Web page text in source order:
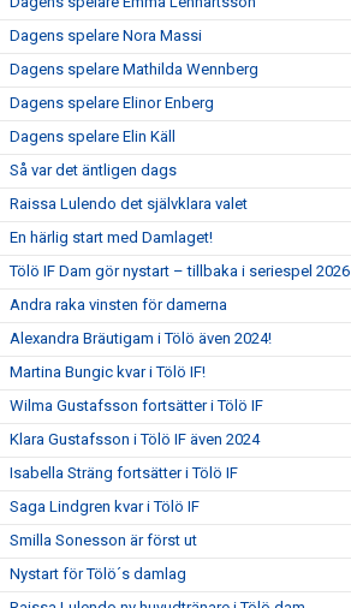
Dagens spelare Nora Massi
Dagens spelare Mathilda Wennberg
Dagens spelare Elinor Enberg
Dagens spelare Elin Käll
Så var det äntligen dags
Raissa Lulendo det självklara valet
En härlig start med Damlaget!
Tölö IF Dam gör nystart – tillbaka i seriespel 2026
Andra raka vinsten för damerna
Alexandra Bräutigam i Tölö även 2024!
Martina Bungic kvar i Tölö IF!
Wilma Gustafsson fortsätter i Tölö IF
Klara Gustafsson i Tölö IF även 2024
Isabella Sträng fortsätter i Tölö IF
Saga Lindgren kvar i Tölö IF
Smilla Sonesson är först ut
Nystart för Tölö´s damlag